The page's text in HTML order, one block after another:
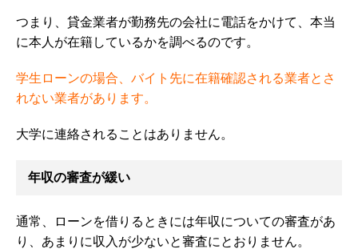
つまり、貸金業者が勤務先の会社に電話をかけて、本当
に本人が在籍しているかを調べるのです。
学生ローンの場合、バイト先に在籍確認される業者とさ
れない業者があります。
大学に連絡されることはありません。
年収の審査が緩い
通常、ローンを借りるときには年収についての審査があ
り、あまりに収入が少ないと審査にとおりません。